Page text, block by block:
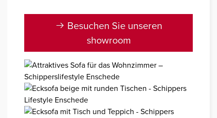
Besuchen Sie unseren
showroom